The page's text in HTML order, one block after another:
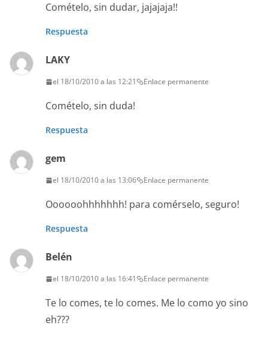
Comételo, sin dudar, jajajaja!!
Respuesta
LAKY
el 18/10/2010 a las 12:21 Enlace permanente
Comételo, sin duda!
Respuesta
gem
el 18/10/2010 a las 13:06 Enlace permanente
Oooooohhhhhhh! para comérselo, seguro!
Respuesta
Belén
el 18/10/2010 a las 16:41 Enlace permanente
Te lo comes, te lo comes. Me lo como yo sino
eh???